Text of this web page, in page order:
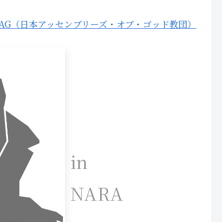
（日本アッセンブリーズ・オブ・ゴッド教団）
in
NARA